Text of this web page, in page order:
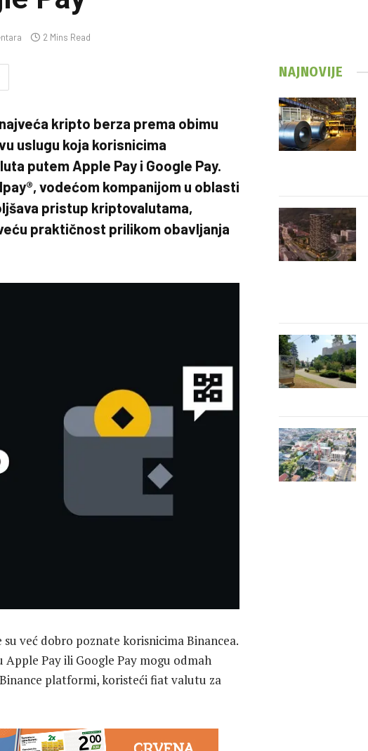
2 Mins Read
kripto berza prema obimu
uslugu koja korisnicima
putem Apple Pay i Google Pay.
vodećom kompanijom u oblasti
pristup kriptovalutama,
praktičnost prilikom obavljanja
već dobro poznate korisnicima Binancea.
Pay ili Google Pay mogu odmah
platformi, koristeći fiat valutu za
NAJNOVIJE